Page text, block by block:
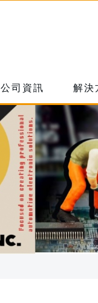
公司資訊 解決